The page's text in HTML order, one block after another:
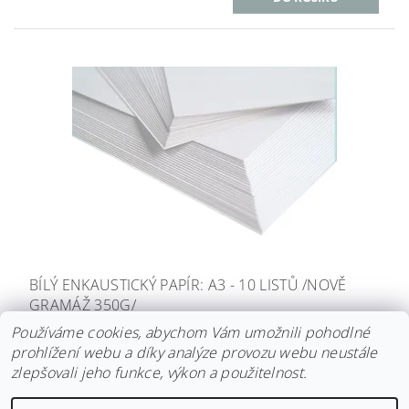
BÍLÝ ENKAUSTICKÝ PAPÍR: A3 - 10 LISTŮ /NOVĚ
GRAMÁŽ 350G/
169 Kč
Používáme cookies, abychom Vám umožnili pohodlné
prohlížení webu a díky analýze provozu webu neustále
zlepšovali jeho funkce, výkon a použitelnost.